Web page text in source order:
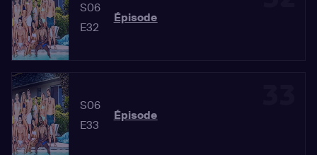
S06
E32
Épisode
S06
E33
Épisode